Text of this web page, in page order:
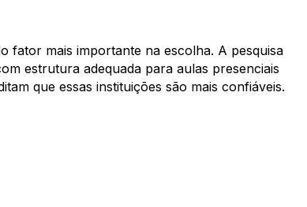
fator mais importante na escolha. A pesquisa
estrutura adequada para aulas presenciais
que essas instituições são mais confiáveis.